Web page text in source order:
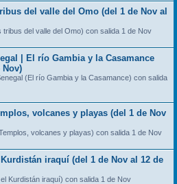
del valle del Omo (del 1 de Nov al
tribus del valle del Omo) con salida 1 de Nov
| El río Gambia y la Casamance
Nov)
(El río Gambia y la Casamance) con salida
volcanes y playas (del 1 de Nov
volcanes y playas) con salida 1 de Nov
iraquí (del 1 de Nov al 12 de
Kurdistán iraquí) con salida 1 de Nov